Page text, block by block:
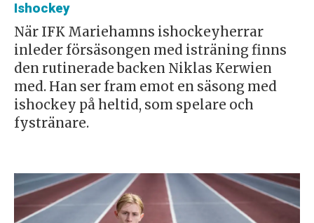
Ishockey
När IFK Mariehamns ishockeyherrar
inleder försäsongen med isträning finns
den rutinerade backen Niklas Kerwien
med. Han ser fram emot en säsong med
ishockey på heltid, som spelare och
fystränare.